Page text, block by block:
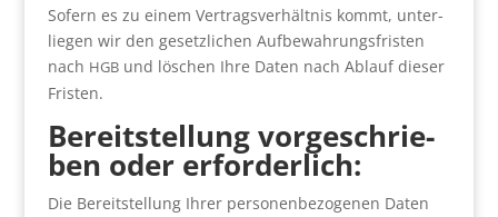
Sofern es zu einem Ver­trags­ver­hält­nis kommt, unter­
lie­gen wir den gesetz­li­chen Auf­be­wah­rungs­fris­ten
nach HGBund löschen Ihre Daten nach Ablauf die­ser
Fris­ten.
Bereit­stel­lung vor­ge­schrie­
ben oder erfor­der­lich:
Die Bereit­stel­lung Ihrer per­so­nen­be­zo­ge­nen Daten